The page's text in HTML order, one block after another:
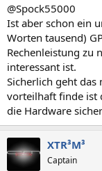
@Spock55000
Ist aber schon ein
Worten tausend)
Rechenleistung zu
interessant ist.
Sicherlich geht das
vorteilhaft finde ist
die Hardware
XTR³M³
Captain